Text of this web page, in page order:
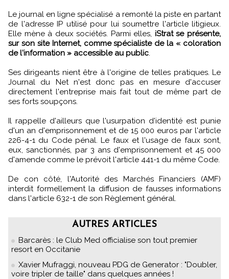
Le journal en ligne spécialisé a remonté la piste en partant
de l'adresse IP utilisé pour lui soumettre l'article litigieux.
Elle mène à deux sociétés. Parmi elles, iStrat se présente,
sur son site Internet, comme spécialiste de la « coloration
de l'information » accessible au public.
Ses dirigeants nient être à l'origine de telles pratiques. Le
Journal du Net n'est donc pas en mesure d'accuser
directement l'entreprise mais fait tout de même part de
ses forts soupçons.
Il rappelle d'ailleurs que l'usurpation d'identité est punie
d'un an d'emprisonnement et de 15 000 euros par l'article
226-4-1 du Code pénal. Le faux et l'usage de faux sont,
eux, sanctionnés, par 3 ans d'emprisonnement et 45 000
d'amende comme le prévoit l'article 441-1 du même Code.
De con côté, l'Autorité des Marchés Financiers (AMF)
interdit formellement la diffusion de fausses informations
dans l'article 632-1 de son Règlement général.
AUTRES ARTICLES
Barcarès : le Club Med officialise son tout premier
resort en Occitanie
Xavier Mufraggi, nouveau PDG de Generator : "Doubler,
voire tripler de taille" dans quelques années !